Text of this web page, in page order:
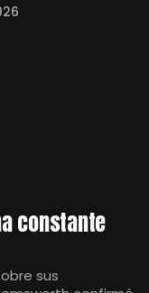
constante
sus